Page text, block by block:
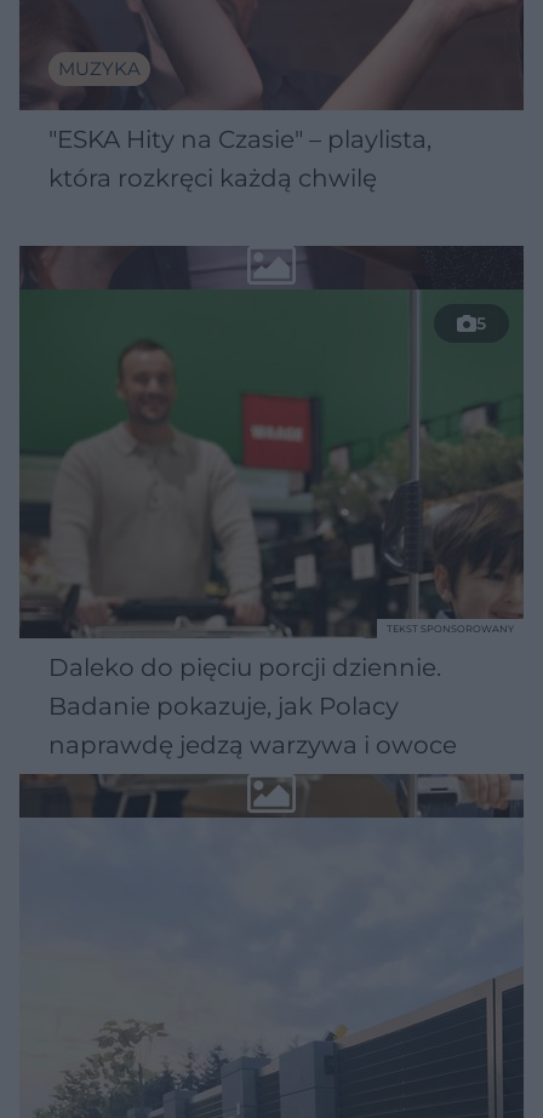
MUZYKA
"ESKA Hity na Czasie" – playlista,
która rozkręci każdą chwilę
5
Daleko do pięciu porcji dziennie.
Badanie pokazuje, jak Polacy
naprawdę jedzą warzywa i owoce
TEKST SPONSOROWANY